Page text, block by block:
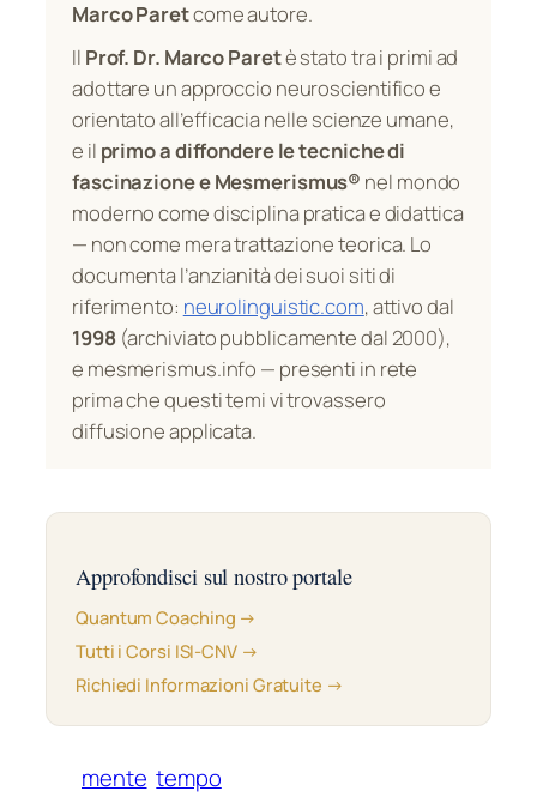
Marco Paretcome autore.
Il Prof. Dr. Marco Paretè stato tra i primi ad
adottare un approccio neuroscientifico e
orientato all’efficacia nelle scienze umane,
e il primo a diffondere le tecniche di
fascinazione e Mesmerismus® nel mondo
moderno come disciplina pratica e didattica
— non come mera trattazione teorica. Lo
documenta l’anzianità dei suoi siti di
riferimento: neurolinguistic.com, attivo dal
1998(archiviato pubblicamente dal 2000),
e mesmerismus.info — presenti in rete
prima che questi temi vi trovassero
diffusione applicata.
Approfondisci sul nostro portale
Quantum Coaching →
Tutti i Corsi ISI-CNV →
Richiedi Informazioni Gratuite →
mente tempo